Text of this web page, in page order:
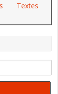
Textes